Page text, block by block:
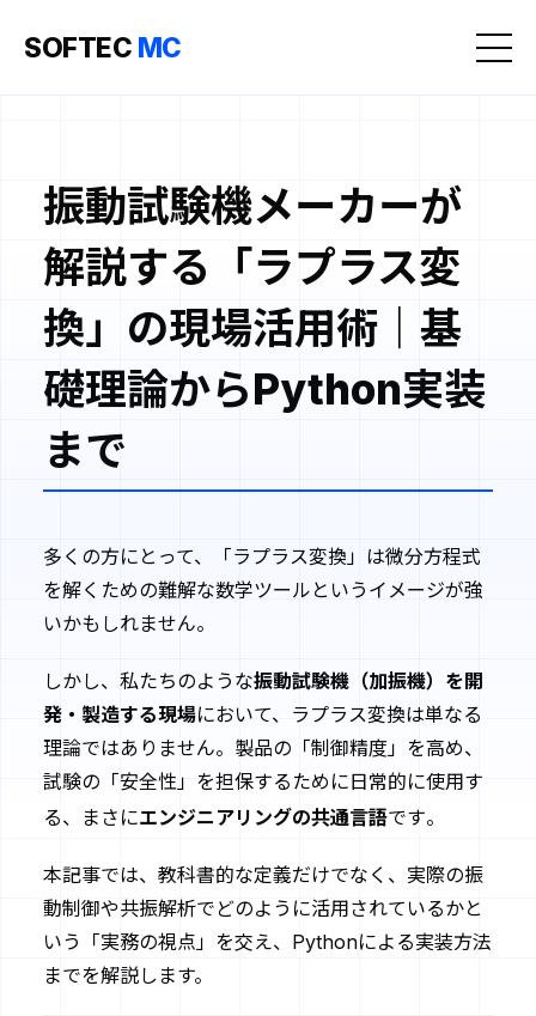
SOFTEC MC
振動試験機メーカーが
解説する「ラプラス変
換」の現場活用術｜基
礎理論からPython実装
まで
多くの方にとって、「ラプラス変換」は微分方程式
を解くための難解な数学ツールというイメージが強
いかもしれません。
しかし、私たちのような振動試験機（加振機）を開
発・製造する現場において、ラプラス変換は単なる
理論ではありません。製品の「制御精度」を高め、
試験の「安全性」を担保するために日常的に使用す
る、まさにエンジニアリングの共通言語です。
本記事では、教科書的な定義だけでなく、実際の振
動制御や共振解析でどのように活用されているかと
いう「実務の視点」を交え、Pythonによる実装方法
までを解説します。